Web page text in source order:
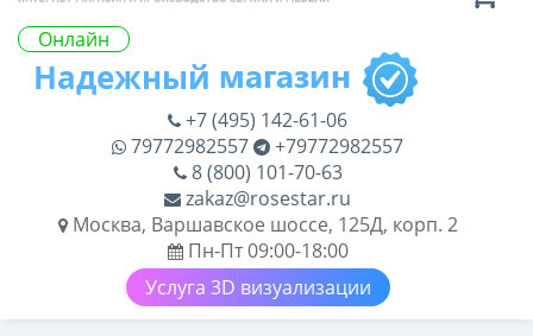
Онлайн
+7 (495) 142-61-06
79772982557
+79772982557
8 (800) 101-70-63
zakaz@rosestar.ru
Москва, Варшавское шоссе, 125Д, корп. 2
Пн-Пт 09:00-18:00
Услуга 3D визуализации